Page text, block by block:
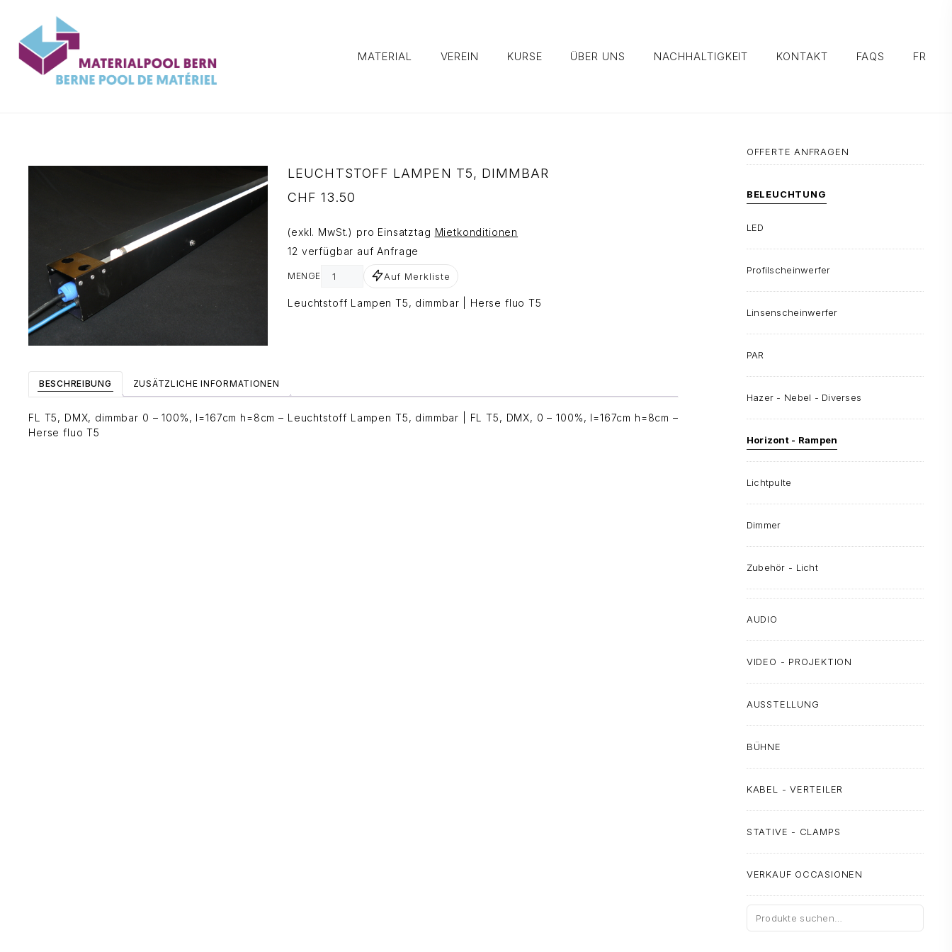
springen
MATERIAL VEREIN KURSE ÜBER UNS NACHHALTIGKEIT KONTAKT FAQS FR
LEUCHTSTOFF LAMPEN T5, DIMMBAR
CHF 13.50
(exkl. MwSt.) pro Einsatztag Mietkonditionen
12 verfügbar auf Anfrage
MENGE Auf Merkliste
Leuchtstoff Lampen T5, dimmbar | Herse fluo T5
BESCHREIBUNG ZUSÄTZLICHE INFORMATIONEN
FL T5, DMX, dimmbar 0 – 100%, l=167cm h=8cm – Leuchtstoff Lampen T5, dimmbar | FL T5, DMX, 0 – 100%, l=167cm h=8cm –
Herse fluo T5
OFFERTE ANFRAGEN
BELEUCHTUNG
LED
Profilscheinwerfer
Linsenscheinwerfer
PAR
Hazer - Nebel - Diverses
Horizont - Rampen
Lichtpulte
Dimmer
Zubehör - Licht
AUDIO
VIDEO - PROJEKTION
AUSSTELLUNG
BÜHNE
KABEL - VERTEILER
STATIVE - CLAMPS
VERKAUF OCCASIONEN
Suche
nach: